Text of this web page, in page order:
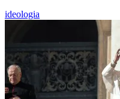
ideologia